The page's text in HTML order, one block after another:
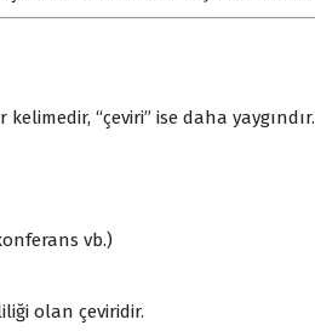
“çeviri” ise daha yaygındır.
vb.)
olan çeviridir.